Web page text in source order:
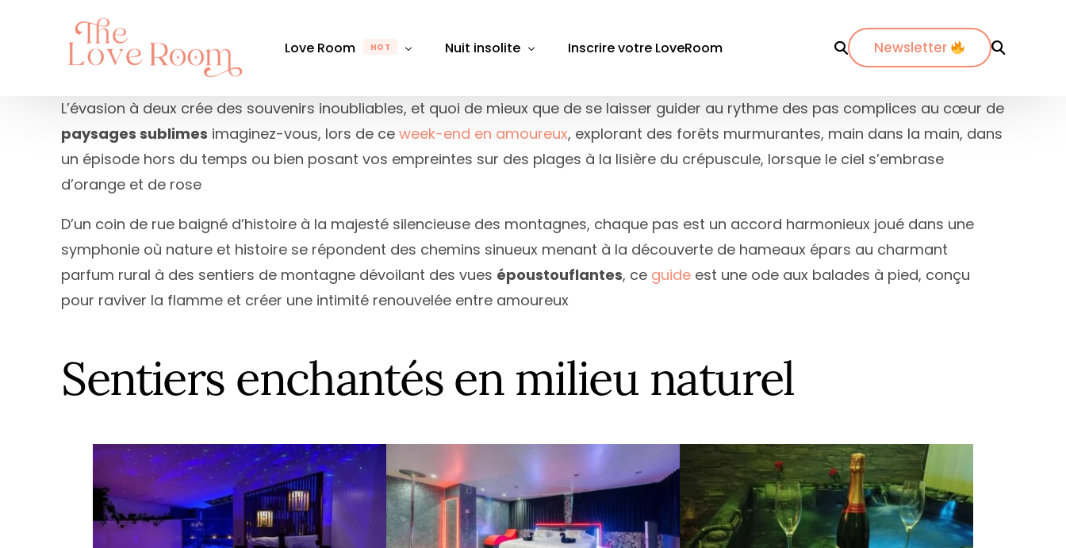
Love Room HOT
Par région
Bretagne
Centre-Val de Loire
Grand Est
Île de France
Normandie
Occitanie
Pays de la Loire
Provence-Alpes-Côte d’Azur
Par département
Aveyron
Bas-Rhin
Charente
Cher
Côte-d’Or
Côte d’Armor
Deux-Sèvres
Par ville
Lyon
Nice
Perpignan
Toulouse
Tours
Valenciennes
Nuit insolite
Par région
Bourgogne-Franche-Comté
Centre-Val de Loire
Grand Est
Normandie
Occitanie
Pays de la Loire
Provence-Alpes-Côte d’Azur
Par département
Charente-Maritime
Haute-Savoie
Jura
Loire-Atlantique
Pyrénées-Orientales
Var
Par ville
La Rochelle
Lyon
Toulouse
Inscrire votre LoveRoom Newsletter
L’évasion à deux crée des souvenirs inoubliables, et quoi de mieux que de se laisser guider au rythme des pas complices au cœur de
paysages sublimes imaginez-vous, lors de ceweek-end en amoureux, explorant des forêts murmurantes, main dans la main, dans
un épisode hors du temps ou bien posant vos empreintes sur des plages à la lisière du crépuscule, lorsque le ciel s’embrase
d’orange et de rose
D’un coin de rue baigné d’histoire à la majesté silencieuse des montagnes, chaque pas est un accord harmonieux joué dans une
symphonie où nature et histoire se répondent des chemins sinueux menant à la découverte de hameaux épars au charmant
parfum rural à des sentiers de montagne dévoilant des vues époustouflantes, ce guide est une ode aux balades à pied, conçu
pour raviver la flamme et créer une intimité renouvelée entre amoureux
Sentiers enchantés en milieu naturel